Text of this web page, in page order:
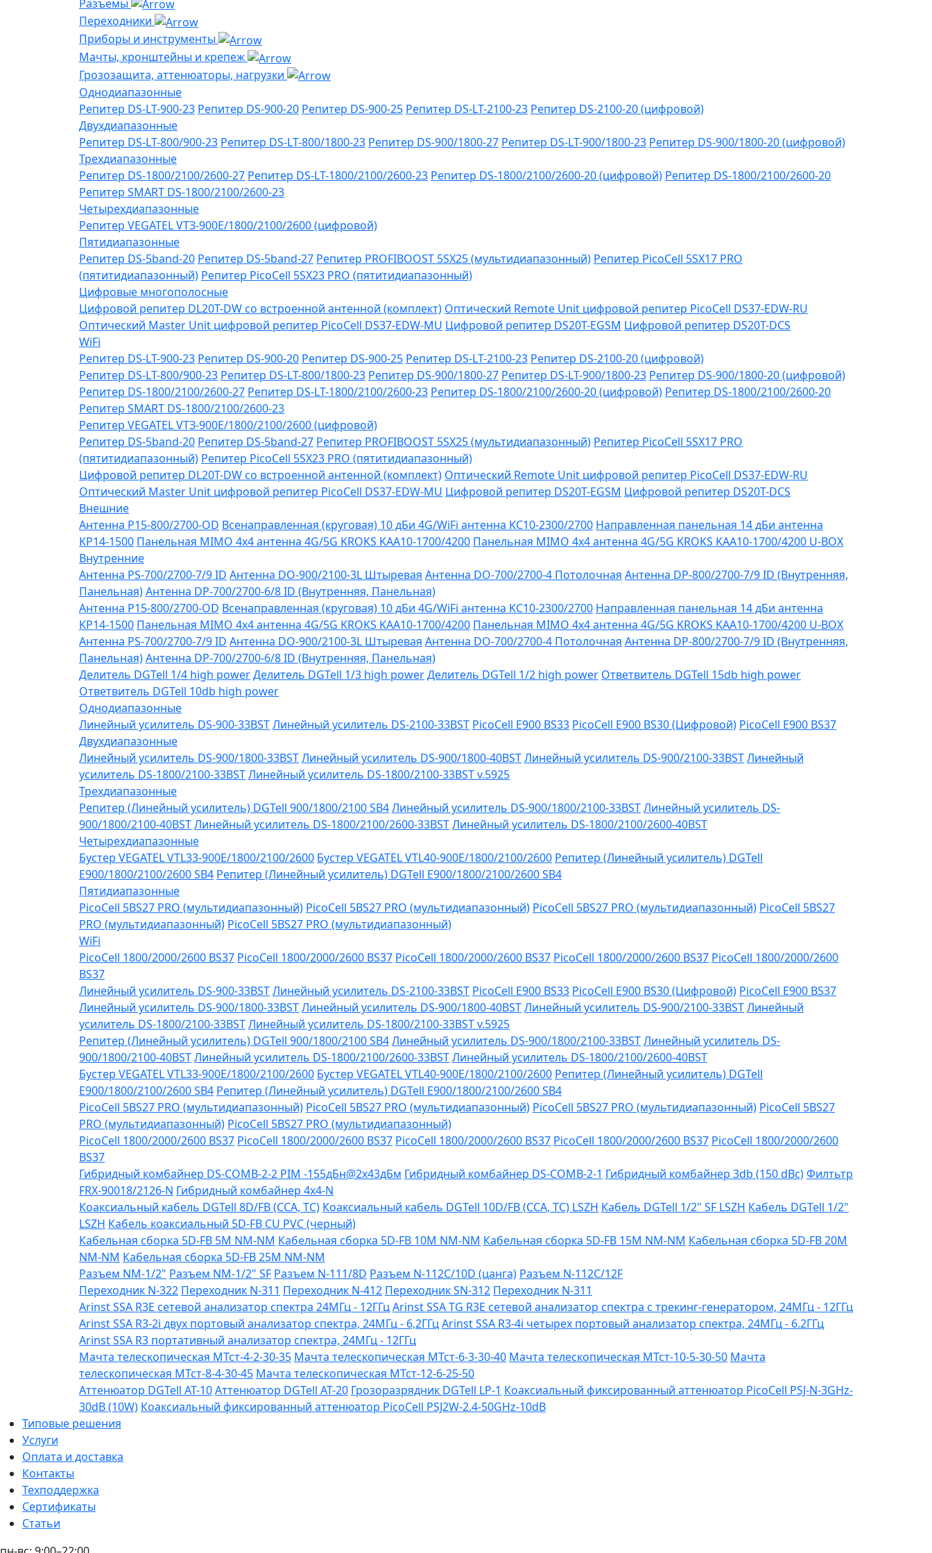
Разъемы
Переходники
Приборы и инструменты
Мачты, кронштейны и крепеж
Грозозащита, аттенюаторы, нагрузки
Однодиапазонные
Репитер DS-LT-900-23 Репитер DS-900-20 Репитер DS-900-25 Репитер DS-LT-2100-23 Репитер DS-2100-20 (цифровой)
Двухдиапазонные
Репитер DS-LT-800/900-23 Репитер DS-LT-800/1800-23 Репитер DS-900/1800-27 Репитер DS-LT-900/1800-23 Репитер DS-900/1800-20 (цифровой)
Трехдиапазонные
Репитер DS-1800/2100/2600-27 Репитер DS-LT-1800/2100/2600-23 Репитер DS-1800/2100/2600-20 (цифровой) Репитер DS-1800/2100/2600-20
Репитер SMART DS-1800/2100/2600-23
Четырехдиапазонные
Репитер VЕGATEL VТЗ-900Е/1800/2100/2600 (цифровой)
Пятидиапазонные
Репитер DS-5band-20 Репитер DS-5band-27 Репитер PROFIBOOST 5SX25 (мультидиапазонный) Репитер PicoCell 5SX17 PRO
(пятитидиапазонный) Репитер PicoCell 5SX23 PRO (пятитидиапазонный)
Цифровые многополосные
Цифровой репитер DL20T-DW со встроенной антенной (комплект) Оптический Remote Unit цифровой репитер PicoCell DS37-EDW-RU
Оптический Master Unit цифровой репитер PicoCell DS37-EDW-MU Цифровой репитер DS20T-EGSM Цифровой репитер DS20T-DCS
WiFi
Репитер DS-LT-900-23 Репитер DS-900-20 Репитер DS-900-25 Репитер DS-LT-2100-23 Репитер DS-2100-20 (цифровой)
Репитер DS-LT-800/900-23 Репитер DS-LT-800/1800-23 Репитер DS-900/1800-27 Репитер DS-LT-900/1800-23 Репитер DS-900/1800-20 (цифровой)
Репитер DS-1800/2100/2600-27 Репитер DS-LT-1800/2100/2600-23 Репитер DS-1800/2100/2600-20 (цифровой) Репитер DS-1800/2100/2600-20
Репитер SMART DS-1800/2100/2600-23
Репитер VЕGATEL VТЗ-900Е/1800/2100/2600 (цифровой)
Репитер DS-5band-20 Репитер DS-5band-27 Репитер PROFIBOOST 5SX25 (мультидиапазонный) Репитер PicoCell 5SX17 PRO
(пятитидиапазонный) Репитер PicoCell 5SX23 PRO (пятитидиапазонный)
Цифровой репитер DL20T-DW со встроенной антенной (комплект) Оптический Remote Unit цифровой репитер PicoCell DS37-EDW-RU
Оптический Master Unit цифровой репитер PicoCell DS37-EDW-MU Цифровой репитер DS20T-EGSM Цифровой репитер DS20T-DCS
Внешние
Антенна P15-800/2700-OD Всенаправленная (круговая) 10 дБи 4G/WiFi антенна KC10-2300/2700 Направленная панельная 14 дБи антенна
KP14-1500 Панельная MIMO 4x4 антенна 4G/5G KROKS KAA10-1700/4200 Панельная MIMO 4x4 антенна 4G/5G KROKS KAA10-1700/4200 U-BOX
Внутренние
Антенна PS-700/2700-7/9 ID Антенна DO-900/2100-3L Штыревая Антенна DO-700/2700-4 Потолочная Антенна DP-800/2700-7/9 ID (Внутренняя,
Панельная)Антенна DP-700/2700-6/8 ID (Внутренняя, Панельная)
Антенна P15-800/2700-OD Всенаправленная (круговая) 10 дБи 4G/WiFi антенна KC10-2300/2700 Направленная панельная 14 дБи антенна
KP14-1500 Панельная MIMO 4x4 антенна 4G/5G KROKS KAA10-1700/4200 Панельная MIMO 4x4 антенна 4G/5G KROKS KAA10-1700/4200 U-BOX
Антенна PS-700/2700-7/9 ID Антенна DO-900/2100-3L Штыревая Антенна DO-700/2700-4 Потолочная Антенна DP-800/2700-7/9 ID (Внутренняя,
Панельная)Антенна DP-700/2700-6/8 ID (Внутренняя, Панельная)
Делитель DGTell 1/4 high powerДелитель DGTell 1/3 high powerДелитель DGTell 1/2 high power Ответвитель DGTell 15db high power
Ответвитель DGTell 10db high power
Однодиапазонные
Линейный усилитель DS-900-33BSTЛинейный усилитель DS-2100-33BST PicoCell E900 BS33 PicoCell E900 BS30 (Цифровой) PicoCell E900 BS37
Двухдиапазонные
Линейный усилитель DS-900/1800-33BSTЛинейный усилитель DS-900/1800-40BSTЛинейный усилитель DS-900/2100-33BSTЛинейный
усилитель DS-1800/2100-33BSTЛинейный усилитель DS-1800/2100-33BST v.5925
Трехдиапазонные
Репитер (Линейный усилитель) DGTell 900/1800/2100 SB4Линейный усилитель DS-900/1800/2100-33BSTЛинейный усилитель DS-
900/1800/2100-40BSTЛинейный усилитель DS-1800/2100/2600-33BSTЛинейный усилитель DS-1800/2100/2600-40BST
Четырехдиапазонные
Бустер VEGATEL VTL33-900E/1800/2100/2600 Бустер VEGATEL VTL40-900E/1800/2100/2600 Репитер (Линейный усилитель) DGTell
Е900/1800/2100/2600 SB4 Репитер (Линейный усилитель) DGTell Е900/1800/2100/2600 SB4
Пятидиапазонные
PicoCell 5BS27 PRO (мультидиапазонный) PicoCell 5BS27 PRO (мультидиапазонный) PicoCell 5BS27 PRO (мультидиапазонный) PicoCell 5BS27
PRO (мультидиапазонный) PicoCell 5BS27 PRO (мультидиапазонный)
WiFi
PicoCell 1800/2000/2600 BS37 PicoCell 1800/2000/2600 BS37 PicoCell 1800/2000/2600 BS37 PicoCell 1800/2000/2600 BS37 PicoCell 1800/2000/2600
BS37
Линейный усилитель DS-900-33BSTЛинейный усилитель DS-2100-33BST PicoCell E900 BS33 PicoCell E900 BS30 (Цифровой) PicoCell E900 BS37
Линейный усилитель DS-900/1800-33BSTЛинейный усилитель DS-900/1800-40BSTЛинейный усилитель DS-900/2100-33BSTЛинейный
усилитель DS-1800/2100-33BSTЛинейный усилитель DS-1800/2100-33BST v.5925
Репитер (Линейный усилитель) DGTell 900/1800/2100 SB4Линейный усилитель DS-900/1800/2100-33BSTЛинейный усилитель DS-
900/1800/2100-40BSTЛинейный усилитель DS-1800/2100/2600-33BSTЛинейный усилитель DS-1800/2100/2600-40BST
Бустер VEGATEL VTL33-900E/1800/2100/2600 Бустер VEGATEL VTL40-900E/1800/2100/2600 Репитер (Линейный усилитель) DGTell
Е900/1800/2100/2600 SB4 Репитер (Линейный усилитель) DGTell Е900/1800/2100/2600 SB4
PicoCell 5BS27 PRO (мультидиапазонный) PicoCell 5BS27 PRO (мультидиапазонный) PicoCell 5BS27 PRO (мультидиапазонный) PicoCell 5BS27
PRO (мультидиапазонный) PicoCell 5BS27 PRO (мультидиапазонный)
PicoCell 1800/2000/2600 BS37 PicoCell 1800/2000/2600 BS37 PicoCell 1800/2000/2600 BS37 PicoCell 1800/2000/2600 BS37 PicoCell 1800/2000/2600
BS37
Гибридный комбайнер DS-COMB-2-2 PIM -155дБн@2x43дБм Гибридный комбайнер DS-COMB-2-1 Гибридный комбайнер 3db (150 dBc)Филтьтр
FRX-90018/2126-N Гибридный комбайнер 4х4-N
Коаксиальный кабель DGTell 8D/FB (CCA, TC) Коаксиальный кабель DGTell 10D/FB (CCA, TC) LSZH Кабель DGTell 1/2" SF LSZH Кабель DGTell 1/2"
LSZH Кабель коаксиальный 5D-FB CU PVC (черный)
Кабельная сборка 5D-FB 5М NM-NM Кабельная сборка 5D-FB 10М NM-NM Кабельная сборка 5D-FB 15М NM-NM Кабельная сборка 5D-FB 20М
NM-NM Кабельная сборка 5D-FB 25М NM-NM
Разъем NM-1/2" Разъем NM-1/2" SF Разъем N-111/8D Разъем N-112C/10D (цанга) Разъем N-112C/12F
Переходник N-322 Переходник N-311 Переходник N-412 Переходник SN-312 Переходник N-311
Arinst SSA R3Е сетевой анализатор спектра 24МГц - 12ГГцArinst SSA TG R3Е сетевой анализатор спектра с трекинг-генератором, 24МГц - 12ГГц
Arinst SSA R3-2i двух портовый анализатор спектра, 24МГц - 6,2ГГцArinst SSA R3-4i четырех портовый анализатор спектра, 24МГц - 6.2ГГц
Arinst SSA R3 портативный анализатор спектра, 24МГц - 12ГГц
Мачта телескопическая МТст-4-2-30-35 Мачта телескопическая МТст-6-3-30-40 Мачта телескопическая МТст-10-5-30-50 Мачта
телескопическая МТст-8-4-30-45 Мачта телескопическая МТст-12-6-25-50
Аттенюатор DGTell AT-10Аттенюатор DGTell AT-20 Грозоразрядник DGTell LP-1 Коаксиальный фиксированный аттенюатор PicoCell PSJ-N-3GHz-
30dB (10W) Коаксиальный фиксированный аттенюатор PicoCell PSJ2W-2.4-50GHz-10dB
Типовые решения
Услуги
Оплата и доставка
Контакты
Техподдержка
Сертификаты
Статьи